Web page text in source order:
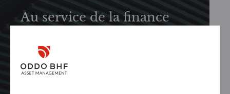
Au service de la finance
Découvrez comment nous promouvons
activement et de manière responsable la finance
durable dans le but de générer des